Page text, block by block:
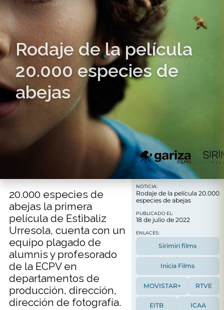
Rodaje de la película
20.000 especies de
abejas
NOTICIA:
Rodaje de la película 20.000
especies de abejas
PUBLICADO EL:
18 de julio de 2022
ENLACES:
Sirimiri films
Inicia Films
MOVISTAR+ RTVE
EITB ICAA
20.000 especies de
abejas la primera
película de Estibaliz
Urresola, cuenta con un
equipo plagado de
alumnis y profesorado
de la ECPV en
departamentos de
producción, dirección,
dirección de fotografía.